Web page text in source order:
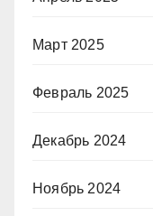
Март 2025
Февраль 2025
Декабрь 2024
Ноябрь 2024